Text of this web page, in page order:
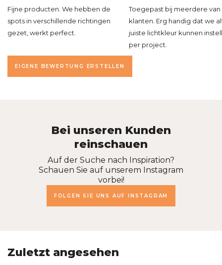
Fijne producten. We hebben de
spots in verschillende richtingen
gezet, werkt perfect.
Toegepast bij meerdere van
klanten. Erg handig dat we
juiste lichtkleur kunnen
per project.
EIGENE BEWERTUNG ERSTELLEN
Bei unseren Kunden
reinschauen
Auf der Suche nach Inspiration?
Schauen Sie auf unserem Instagram
vorbei!
FOLGEN SIE UNS AUF INSTAGRAM
Zuletzt angesehen